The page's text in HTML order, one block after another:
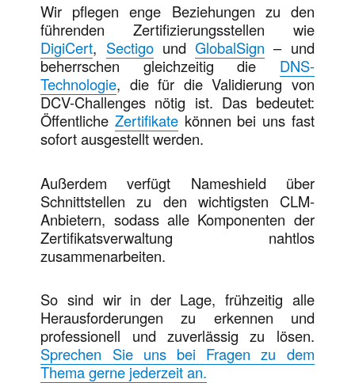
Wir pflegen enge Beziehungen zu den
führenden Zertifizierungsstellen wie
DigiCert, SectigoundGlobalSign – und
beherrschen gleichzeitig die DNS-
Technologie, die für die Validierung von
DCV-Challenges nötig ist. Das bedeutet:
ÖffentlicheZertifikate können bei uns fast
sofort ausgestellt werden.
Außerdem verfügt Nameshield über
Schnittstellen zu den wichtigsten CLM-
Anbietern, sodass alle Komponenten der
Zertifikatsverwaltung nahtlos
zusammenarbeiten.
So sind wir in der Lage, frühzeitig alle
Herausforderungen zu erkennen und
professionell und zuverlässig zu lösen.
Sprechen Sie uns bei Fragen zu dem
Thema gerne jederzeit an.